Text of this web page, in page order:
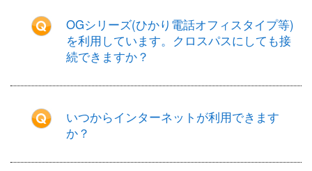
OGシリーズ(ひかり電話オフィスタイプ等)
を利用しています。クロスパスにしても接
続できますか？
いつからインターネットが利用できます
か？